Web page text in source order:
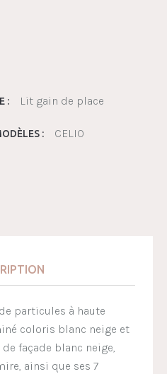
: Lit gain de place
: CELIO
particules à haute
coloris blanc neige et
façade blanc neige,
ainsi que ses 7